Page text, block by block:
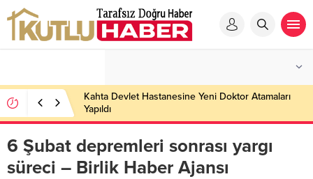
Kahta Devlet Hastanesine Yeni Doktor Atamaları
Yapıldı
6 Şubat depremleri sonrası yargı
süreci – Birlik Haber Ajansı